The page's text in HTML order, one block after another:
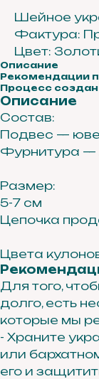
Шейное
Фактура:
Цвет:
Описание
Рекомендации
Процесс
Описание
Состав:
Подвес —
Фурнитура —
Размер:
5-7 см
Цепочка
Цвета
Для того,
долго, есть
которые мы
- Храните
или
его и